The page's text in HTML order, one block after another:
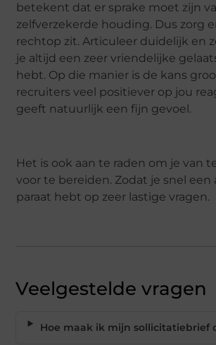
betekent dat er sprake moet zijn
zelfverzekerde houding. Dus zorg
rechtop zit. Articuleer duidelijk en
je altijd een zeer vriendelijke
hebt. Op die manier is de kans
recruiters veel positiever op jou
geeft natuurlijk een fijn gevoel.
Het is ook aan te raden om je van
voor te bereiden. Zodat je snel een
paraat hebt op zeer lastige vragen.
Veelgestelde vragen
Hoe maak ik mijn sollicitatiebrief